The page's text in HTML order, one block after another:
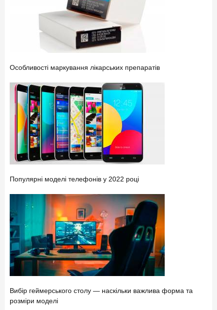
Особливості маркування лікарських препаратів
Популярні моделі телефонів у 2022 році
Вибір геймерського столу — наскільки важлива форма та
розміри моделі